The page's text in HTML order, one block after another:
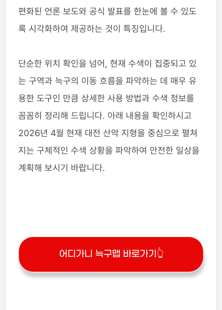
편화된 언론 보도와 공식 발표를 한눈에 볼 수 있도
록 시각화하여 제공하는 것이 특징입니다.
단순한 위치 확인을 넘어, 현재 수색이 집중되고 있
는 구역과 늑구의 이동 흐름을 파악하는 데 매우 유
용한 도구인 만큼 상세한 사용 방법과 수색 정보를
꼼꼼히 정리해 드립니다. 아래 내용을 확인하시고
2026년 4월 현재 대전 산악 지형을 중심으로 펼쳐
지는 구체적인 수색 상황을 파악하여 안전한 일상을
계획해 보시기 바랍니다.
어디가니 늑구맵 바로가기👆